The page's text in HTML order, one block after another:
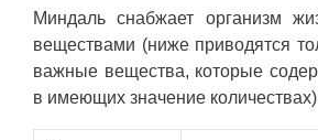
Миндаль снабжает организм
веществами (ниже приводятся
важные вещества, которые
в имеющих значение